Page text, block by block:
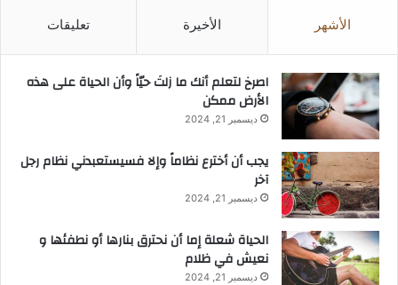
الأشهر الأخيرة تعليقات
‫اصرخ لتعلم أنك ما زلتَ حيّاً وأن الحياة على هذه
الأرض ممكن
ديسمبر 21, 2024
يجب أن أخترع نظاماً وإلا فسيستعبدني نظام رجل
آخر
ديسمبر 21, 2024
الحياة شعلة إما أن نحترق بنارها أو نطفئها و
نعيش في ظلام
ديسمبر 21, 2024